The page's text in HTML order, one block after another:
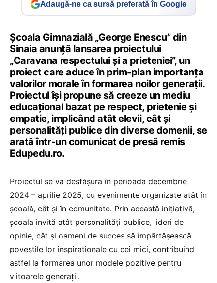
Adaugă-ne ca sursă preferată în Google
Școala Gimnazială „George Enescu” din
Sinaia anunță lansarea proiectului
„Caravana respectului și a prieteniei”, un
proiect care aduce în prim-plan importanța
valorilor morale în formarea noilor generații.
Proiectul își propune să creeze un mediu
educațional bazat pe respect, prietenie și
empatie, implicând atât elevii, cât și
personalități publice din diverse domenii, se
arată într-un comunicat de presă remis
Edupedu.ro.
Proiectul se va desfășura în perioada decembrie
2024 – aprilie 2025, cu evenimente organizate atât în
școală, cât și în comunitate. Prin această inițiativă,
școala invită atât personalități publice, lideri de
opinie, cât și oameni de succes să împărtășească
poveștile lor inspiraționale cu cei mici, contribuind
astfel la formarea unor modele pozitive pentru
viitoarele generații.